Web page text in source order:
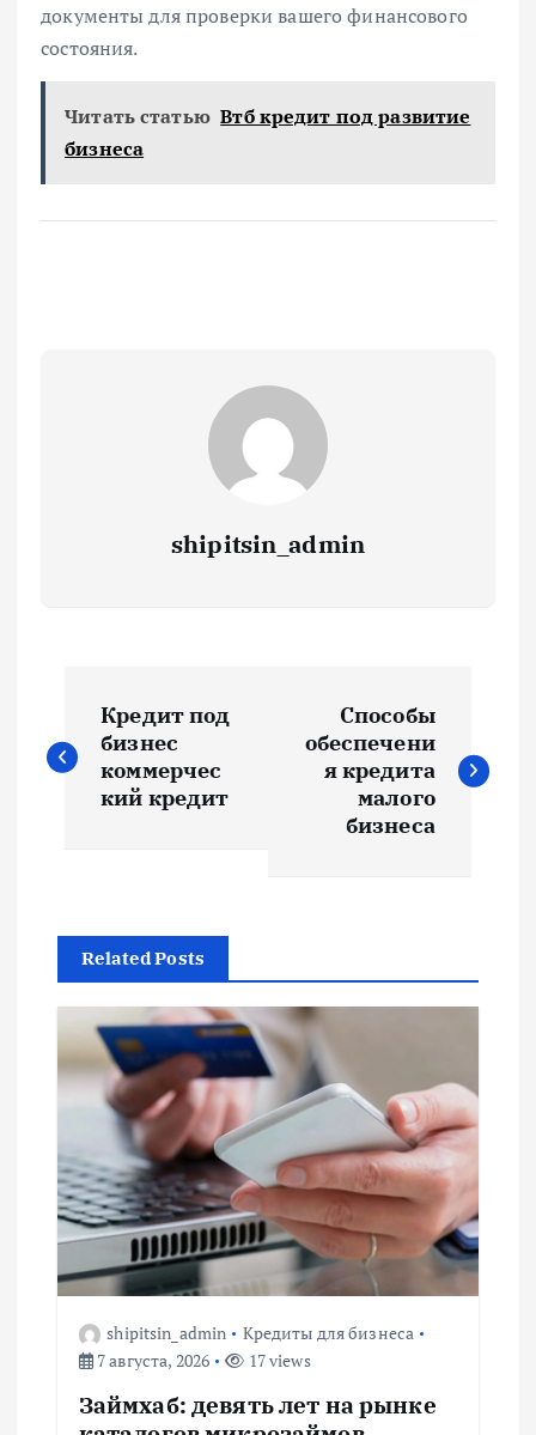
документы для проверки вашего финансового
состояния.
Читать статью Втб кредит под развитие
бизнеса
shipitsin_admin
а
г
а
ц
и
я
п
о
Кредит под
бизнес
коммерчес
кий кредит
Способы
обеспечени
я кредита
малого
бизнеса
Related Posts
shipitsin_admin
Кредиты для бизнеса
7 августа, 2026
17 views
Займхаб: девять лет на рынке